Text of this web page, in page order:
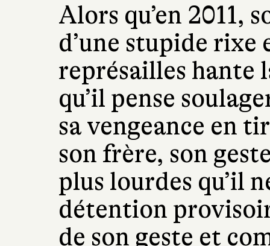
Alors qu’en 2011,
d’une stupide rixe
représailles hante
qu’il pense
sa vengeance en
son frère, son
plus lourdes qu’il
détention
de son geste et